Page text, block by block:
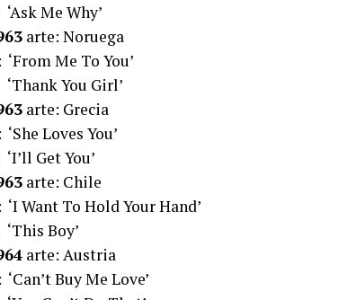
‘Ask Me Why’
arte: Noruega
‘From Me To You’
‘Thank You Girl’
arte: Grecia
‘She Loves You’
‘I’ll Get You’
arte: Chile
‘I Want To Hold Your Hand’
‘This Boy’
arte: Austria
‘Can’t Buy Me Love’